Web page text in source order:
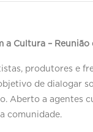
a Cultura – Reunião
produtores e
de dialogar
Aberto a agentes
comunidade.